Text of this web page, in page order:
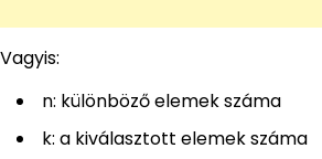
Vagyis:
n: különböző elemek száma
k: a kiválasztott elemek száma